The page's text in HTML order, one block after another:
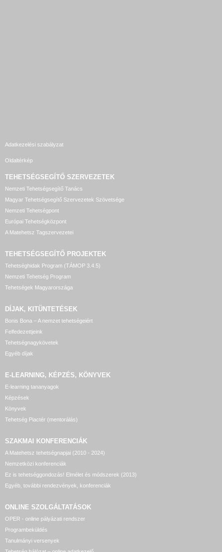
Adatkezelési szabályzat
Oldaltérkép
TEHETSÉGSEGÍTŐ SZERVEZETEK
Nemzeti Tehetségsegítő Tanács
Magyar Tehetségsegítő Szervezetek Szövetsége
Nemzeti Tehetségpont
Európai Tehetségközpont
A Matehetsz Tagszervezetei
TEHETSÉGSEGÍTŐ PROJEKTEK
Tehetséghidak Program (TÁMOP 3.4.5)
Nemzeti Tehetség Program
Tehetségek Magyarországa
DÍJAK, KITÜNTETÉSEK
Bonis Bona – A nemzet tehetségeiért
Felfedezettjeink
Tehetségnagykövetek
Egyéb díjak
E-LEARNING, KÉPZÉS, KÖNYVEK
E-learning tananyagok
Képzések
Könyvek
Tehetség Piactér (mentorálás)
SZAKMAI KONFERENCIÁK
A Matehetsz tehetségnapjai (2010 - 2024)
Nemzetközi konferenciák
Ez is tehetséggondozás! Elmélet és módszerek (2013)
Egyéb, további rendezvények, konferenciák
ONLINE SZOLGÁLTATÁSOK
OPER - online pályázati rendszer
Programbeküldés
Tanulmányi versenyek